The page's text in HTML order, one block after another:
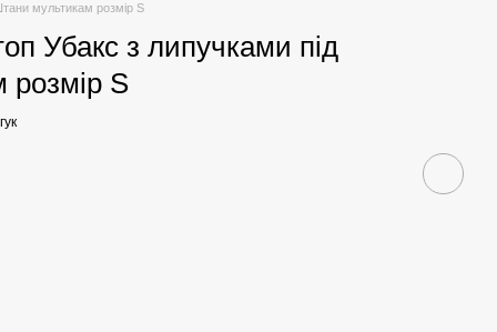
мультикам розмір S
Убакс з липучками під
S